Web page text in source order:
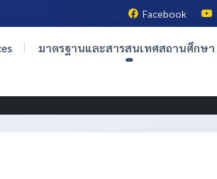
Facebook
มาตรฐานและสารสนเทศสถานศึกษา